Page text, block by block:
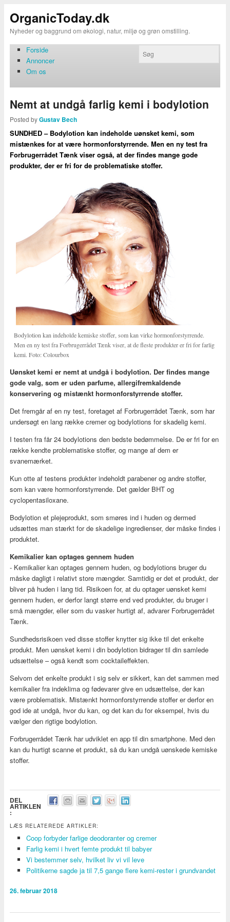
OrganicToday.dk
Nyheder og baggrund om økologi, natur, miljø og grøn omstilling.
Forside
Annoncer
Om os
Nemt at undgå farlig kemi i bodylotion
Posted byGustav Bech
SUNDHED – Bodylotion kan indeholde uønsket kemi, som
mistænkes for at være hormonforstyrrende. Men en ny test fra
Forbrugerrådet Tænk viser også, at der findes mange gode
produkter, der er fri for de problematiske stoffer.
Bodylotion kan indeholde kemiske stoffer, som kan virke hormonforstyrrende.
Men en ny test fra Forbrugerrådet Tænk viser, at de fleste produkter er fri for farlig
kemi. Foto: Colourbox
Uønsket kemi er nemt at undgå i bodylotion. Der findes mange
gode valg, som er uden parfume, allergifremkaldende
konservering og mistænkt hormonforstyrrende stoffer.
Det fremgår af en ny test, foretaget af Forbrugerrådet Tænk, som har
undersøgt en lang række cremer og bodylotions for skadelig kemi.
I testen fra får 24 bodylotions den bedste bedømmelse. De er fri for en
række kendte problematiske stoffer, og mange af dem er
svanemærket.
Kun otte af testens produkter indeholdt parabener og andre stoffer,
som kan være hormonforstyrrende. Det gælder BHT og
cyclopentasiloxane.
Bodylotion et plejeprodukt, som smøres ind i huden og dermed
udsættes man stærkt for de skadelige ingredienser, der måske findes i
produktet.
Kemikalier kan optages gennem huden
- Kemikalier kan optages gennem huden, og bodylotions bruger du
måske dagligt i relativt store mængder. Samtidig er det et produkt, der
bliver på huden i lang tid. Risikoen for, at du optager uønsket kemi
gennem huden, er derfor langt større end ved produkter, du bruger i
små mængder, eller som du vasker hurtigt af, advarer Forbrugerrådet
Tænk.
Sundhedsrisikoen ved disse stoffer knytter sig ikke til det enkelte
produkt. Men uønsket kemi i din bodylotion bidrager til din samlede
udsættelse – også kendt som cocktaileffekten.
Selvom det enkelte produkt i sig selv er sikkert, kan det sammen med
kemikalier fra indeklima og fødevarer give en udsættelse, der kan
være problematisk. Mistænkt hormonforstyrrende stoffer er derfor en
god ide at undgå, hvor du kan, og det kan du for eksempel, hvis du
vælger den rigtige bodylotion.
Forbrugerrådet Tænk har udviklet en app til din smartphone. Med den
kan du hurtigt scanne et produkt, så du kan undgå uønskede kemiske
stoffer.
DEL
ARTIKLEN
:
LÆS RELATEREDE ARTIKLER:
Coop forbyder farlige deodoranter og cremer
Farlig kemi i hvert femte produkt til babyer
Vi bestemmer selv, hvilket liv vi vil leve
Politikerne sagde ja til 7,5 gange flere kemi-rester i grundvandet
26. februar 2018